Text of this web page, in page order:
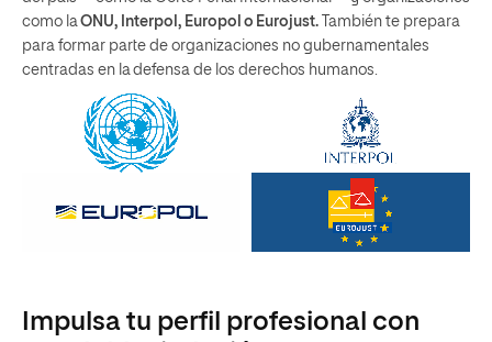
como laONU, Interpol, Europol o Eurojust. También te prepara
para formar parte de organizaciones no gubernamentales
centradas en la defensa de los derechos humanos.
Impulsa tu perfil profesional con